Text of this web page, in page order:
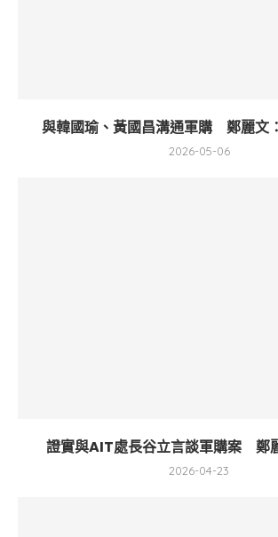
與韓國瑜、黃國昌溝通軍購 鄭麗文
2026-05-06
證實與AIT處長谷立言談軍購案 鄭
2026-04-23